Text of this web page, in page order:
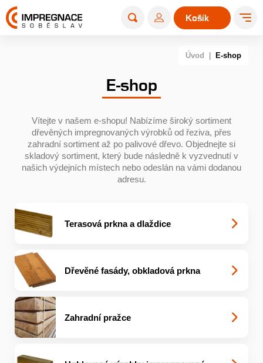
0
Košík
Úvod E-shop
E-shop
Vítejte v našem e-shopu! Nabízíme široký sortiment
dřevěných impregnovaných výrobků od řeziva, přes
zahradní sortiment až po palivové dřevo. Objednejte si
skladový sortiment, který bude následně k vyzvednutí v
našich výdejních místech nebo odeslán na vámi dodanou
adresu.
Terasová prkna a dlaždice
Dřevěné fasády, obkladová prkna
Zahradní pražce